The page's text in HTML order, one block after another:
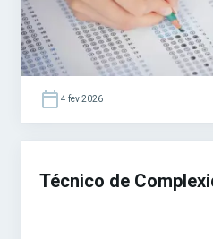
4 fev 2026
Técnico de